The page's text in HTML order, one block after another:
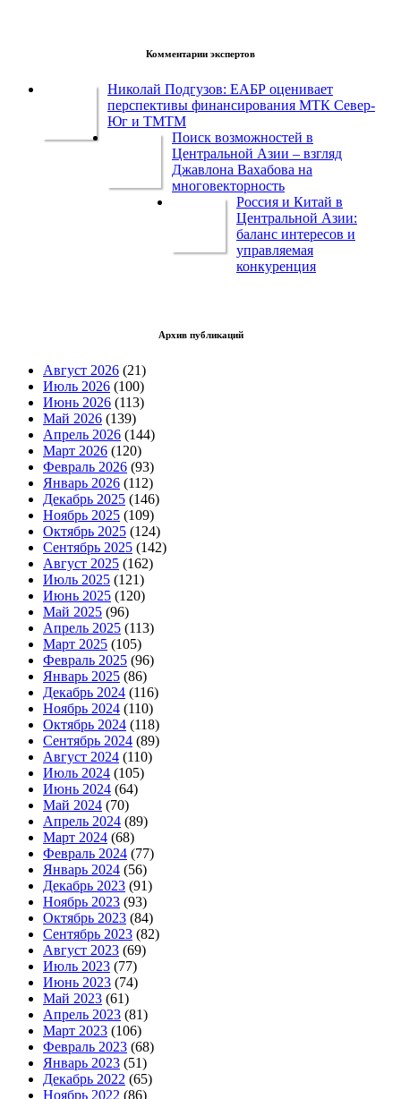
Комментарии экспертов
Николай Подгузов: ЕАБР оценивает
перспективы финансирования МТК Север-
Юг и ТМТМ
Поиск возможностей в
Центральной Азии – взгляд
Джавлона Вахабова на
многовекторность
Россия и Китай в
Центральной Азии:
баланс интересов и
управляемая
конкуренция
Архив публикаций
Август 2026 (21)
Июль 2026 (100)
Июнь 2026 (113)
Май 2026 (139)
Апрель 2026 (144)
Март 2026 (120)
Февраль 2026 (93)
Январь 2026 (112)
Декабрь 2025 (146)
Ноябрь 2025 (109)
Октябрь 2025 (124)
Сентябрь 2025 (142)
Август 2025 (162)
Июль 2025 (121)
Июнь 2025 (120)
Май 2025 (96)
Апрель 2025 (113)
Март 2025 (105)
Февраль 2025 (96)
Январь 2025 (86)
Декабрь 2024 (116)
Ноябрь 2024 (110)
Октябрь 2024 (118)
Сентябрь 2024 (89)
Август 2024 (110)
Июль 2024 (105)
Июнь 2024 (64)
Май 2024 (70)
Апрель 2024 (89)
Март 2024 (68)
Февраль 2024 (77)
Январь 2024 (56)
Декабрь 2023 (91)
Ноябрь 2023 (93)
Октябрь 2023 (84)
Сентябрь 2023 (82)
Август 2023 (69)
Июль 2023 (77)
Июнь 2023 (74)
Май 2023 (61)
Апрель 2023 (81)
Март 2023 (106)
Февраль 2023 (68)
Январь 2023 (51)
Декабрь 2022 (65)
Ноябрь 2022 (86)